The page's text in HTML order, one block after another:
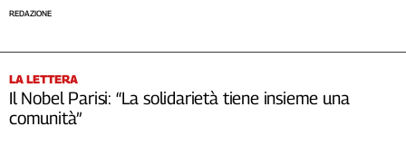
REDAZIONE
LA LETTERA
Il Nobel Parisi: “La solidarietà tiene insieme una
comunità”